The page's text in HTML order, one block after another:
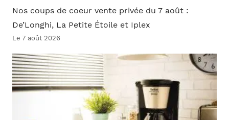
Nos coups de coeur vente privée du 7 août :
De’Longhi, La Petite Étoile et Iplex
Le 7 août 2026